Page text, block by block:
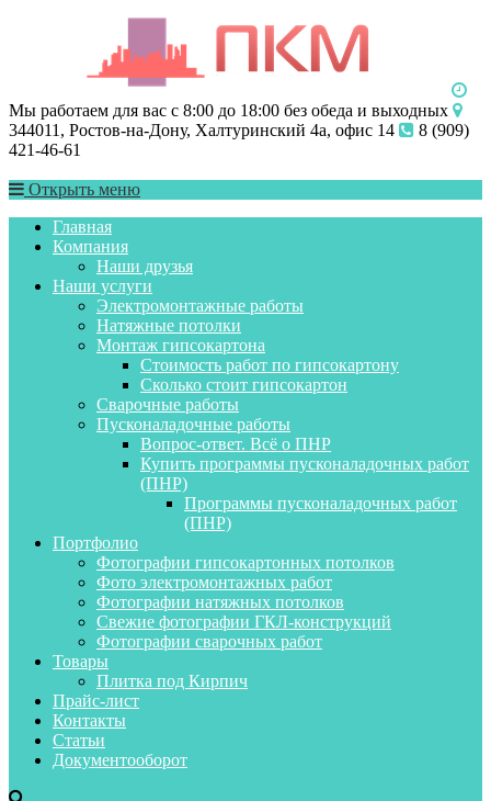
Мы работаем для вас с 8:00 до 18:00 без обеда и выходных
344011, Ростов-на-Дону, Халтуринский 4а, офис 14
8 (909)
421-46-61
Открыть меню
Главная
Компания
Наши друзья
Наши услуги
Электромонтажные работы
Натяжные потолки
Монтаж гипсокартона
Стоимость работ по гипсокартону
Сколько стоит гипсокартон
Сварочные работы
Пусконаладочные работы
Вопрос-ответ. Всё о ПНР
Купить программы пусконаладочных работ
(ПНР)
Программы пусконаладочных работ
(ПНР)
Портфолио
Фотографии гипсокартонных потолков
Фото электромонтажных работ
Фотографии натяжных потолков
Свежие фотографии ГКЛ-конструкций
Фотографии сварочных работ
Товары
Плитка под Кирпич
Прайс-лист
Контакты
Статьи
Документооборот